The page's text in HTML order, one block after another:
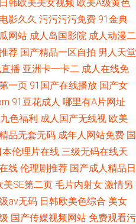
日韩欧美美女视频 欧美A级黄色
影久久 污污污污免费 91金典
网站 成人岛国影院 成人动漫二
荐 国产精品一区自拍 男人天堂
播 亚洲卡一卡二 成人在线免
一页 91国产在线播放 国产女
91豆花成人 哪里有A片网址
色福利 成人国产无线视 欧美
品无套无码 成年人网站免费 国
本伦理片在线 三级无码在线天
线 伦理剧推荐 国产成人精品日
美SE第二页 毛片内射女 激情另
av无码 日韩欧美色综合 美女
国产传媒视频网站 免费观看污